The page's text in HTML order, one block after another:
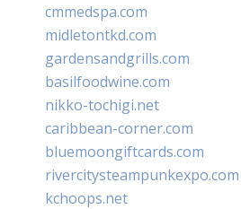
cmmedspa.com
midletontkd.com
gardensandgrills.com
basilfoodwine.com
nikko-tochigi.net
caribbean-corner.com
bluemoongiftcards.com
rivercitysteampunkexpo.com
kchoops.net